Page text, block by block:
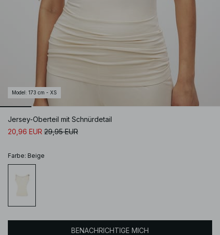
Model : 173 cm - XS
Jersey-Oberteil mit Schnürdetail
20,96 EUR 29,95 EUR
Farbe: Beige
BENACHRICHTIGE MICH